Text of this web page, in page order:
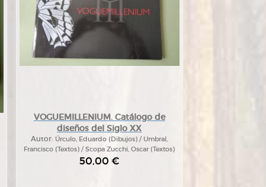
VOGUEMILLENIUM. Catálogo de
diseños del Siglo XX
Autor: Úrculo, Eduardo (Dibujos) / Umbral,
Francisco (Textos) / Scopa Zucchi, Oscar (Textos)
50,00 €